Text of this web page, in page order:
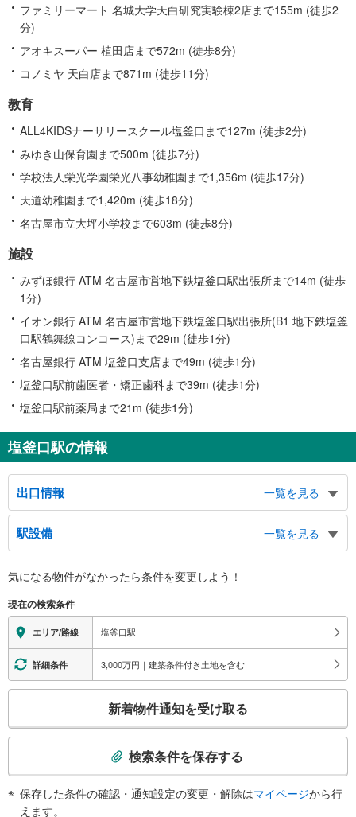
ファミリーマート 名城大学天白研究実験棟2店まで155m (徒歩2
分)
アオキスーパー 植田店まで572m (徒歩8分)
コノミヤ 天白店まで871m (徒歩11分)
教育
ALL4KIDSナーサリースクール塩釜口まで127m (徒歩2分)
みゆき山保育園まで500m (徒歩7分)
学校法人栄光学園栄光八事幼稚園まで1,356m (徒歩17分)
天道幼稚園まで1,420m (徒歩18分)
名古屋市立大坪小学校まで603m (徒歩8分)
施設
みずほ銀行 ATM 名古屋市営地下鉄塩釜口駅出張所まで14m (徒歩
1分)
イオン銀行 ATM 名古屋市営地下鉄塩釜口駅出張所(B1 地下鉄塩釜
口駅鶴舞線コンコース)まで29m (徒歩1分)
名古屋銀行 ATM 塩釜口支店まで49m (徒歩1分)
塩釜口駅前歯医者・矯正歯科まで39m (徒歩1分)
塩釜口駅前薬局まで21m (徒歩1分)
塩釜口駅の情報
出口情報
一覧を見る
１出口
名城大学天白キャンパス、八事病院、塩釜口１丁目
２出口
市バス ２・３番のりば、大坪小学校、名古屋銀行、塩釜口２丁目、大坪２丁
３出口
天白環境事業所、御幸山中学校、塩竈神社、八幡山、御幸山、元八事４・５丁
駅設備
一覧を見る
※段差なしでの移動経路
地上⇔改札⇔ホーム：○
エレベータ
・ホーム⇔改札
・地上出口（塩釜口交差点北東）
エスカレータ
《多機能トイレ》
・改札外（２番出口方面）
・改札外の多機能トイレ前
その他
気になる物件がなかったら条件を変更しよう！
現在の検索条件
エリア/路線 塩釜口駅
詳細条件 3,000万円｜建築条件付き土地を含む
検
新着物件通知を受け取る
検索条件を保存する
保存した条件の確認・通知設定の変更・解除はマイページから行
えます。